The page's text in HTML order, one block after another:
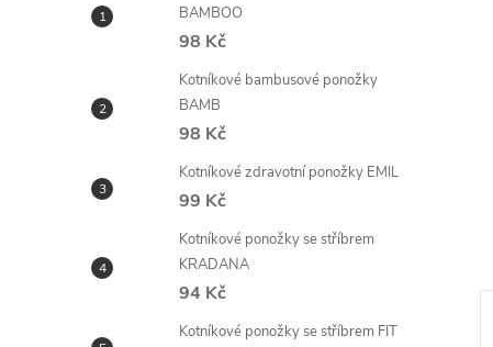
BAMBOO
98 Kč
Kotníkové bambusové ponožky
BAMB
98 Kč
Kotníkové zdravotní ponožky EMIL
99 Kč
Kotníkové ponožky se stříbrem
KRADANA
94 Kč
Kotníkové ponožky se stříbrem FIT